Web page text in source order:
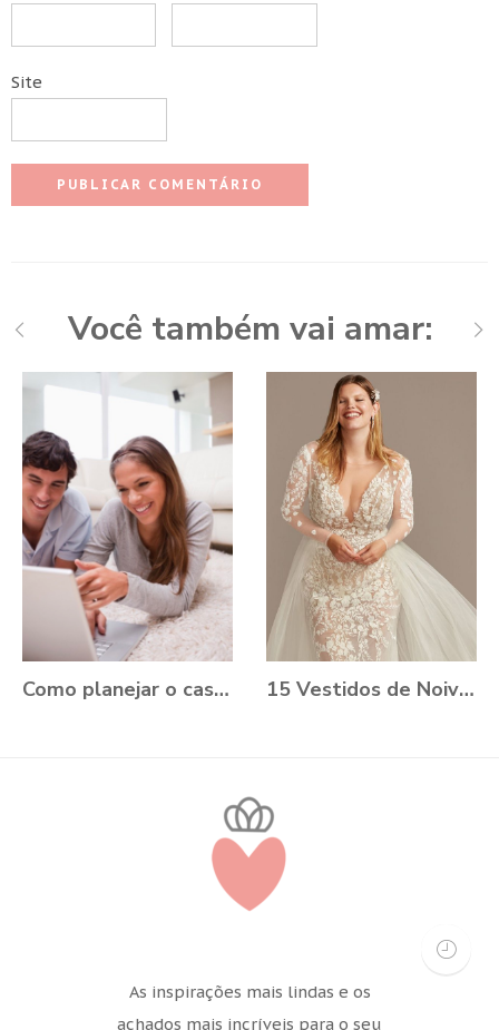
Site
Você também vai amar:
Como planejar o casamento durante a Pandemia? 15 Vestidos de Noiva Plus Size para você se apaixonar
As inspirações mais lindas e os
achados mais incríveis para o seu